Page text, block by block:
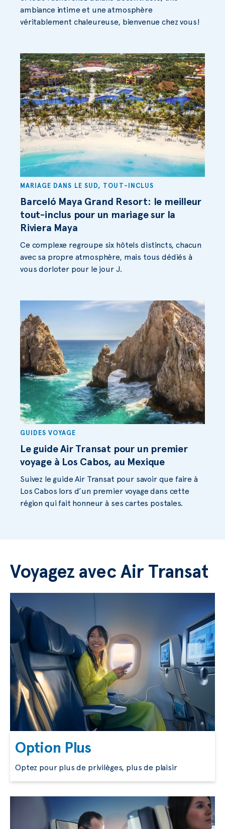
ambiance intime et une atmosphère
véritablement chaleureuse, bienvenue chez vous!
MARIAGE DANS LE SUD, TOUT-INCLUS
Barceló Maya Grand Resort: le meilleur
tout-inclus pour un mariage sur la
Riviera Maya
Ce complexe regroupe six hôtels distincts, chacun
avec sa propre atmosphère, mais tous dédiés à
vous dorloter pour le jour J.
GUIDES VOYAGE
Le guide Air Transat pour un premier
voyage à Los Cabos, au Mexique
Suivez le guide Air Transat pour savoir que faire à
Los Cabos lors d’un premier voyage dans cette
région qui fait honneur à ses cartes postales.
Voyagez avec Air Transat
Option Plus
Optez pour plus de privilèges, plus de plaisir